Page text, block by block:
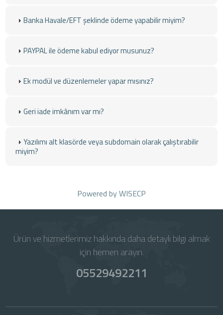
Banka Havale/EFT şeklinde ödeme yapabilir miyim?
PAYPAL ile ödeme kabul ediyor musunuz?
Ek modül ve düzenlemeler yapar mısınız?
Geri iade imkânım var mı?
Yazılımı alt klasörde veya subdomain olarak çalıştırabilir
miyim?
Powered byWISECP
Ürün ve hizmetlerimiz hakkında daha detaylı bilgi almak
için hemen arayın.
05529492211